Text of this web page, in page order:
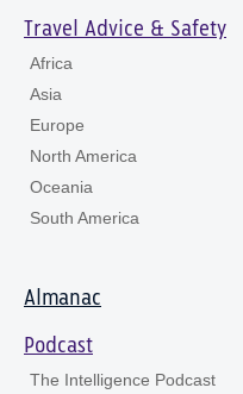
Travel Advice & Safety
Africa
Asia
Europe
North America
Oceania
South America
Almanac
Podcast
The Intelligence Podcast